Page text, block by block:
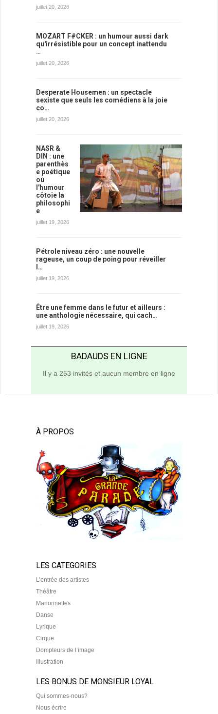
juillet 20, 2026
MOZART F#CKER : un humour aussi dark
qu'irrésistible pour un concept inattendu
…
juillet 20, 2026
Desperate Housemen : un spectacle
sexiste que seuls les comédiens à la joie
co…
juillet 20, 2026
NASR &
DIN : une
parenthès
e poétique
où
l'humour
côtoie la
philosophi
e
juillet 19, 2026
Pétrole niveau zéro : une nouvelle
rageuse, un coup de poing pour réveiller
l…
juillet 19, 2026
Être une femme dans le futur et ailleurs :
une anthologie nécessaire, qui cach…
juillet 19, 2026
BADAUDS EN LIGNE
Il y a 253 invités et aucun membre en ligne
À PROPOS
LES CATEGORIES
L’entrée des artistes
Théâtre
Marionnettes
Danse
Lyrique
Cirque
Dompteurs de l’image
Illustration
LES BONUS DE MONSIEUR LOYAL
Qui sommes-nous?
Nous écrire